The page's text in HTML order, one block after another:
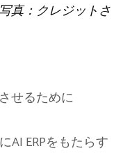
真：クレジットさ
せるために
AI ERPをもたらす